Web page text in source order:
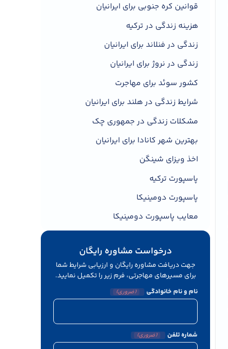
قوانین کره جنوبی برای ایرانیان
هزینه زندگی در ترکیه
زندگی در فنلاند برای ایرانیان
زندگی در نروژ برای ایرانیان
کشور سوئد برای مهاجرت
شرایط زندگی در هلند برای ایرانیان
مشکلات زندگی در جمهوری چک
بهترین شهر کانادا برای ایرانیان
اخذ ویزای شینگن
پاسپورت ترکیه
پاسپورت دومینیکا
معایب پاسپورت دومینیکا
درخواست مشاوره رایگان
جهت دریافت مشاوره رایگان و ارزیابی شرایط شما
برای مسیرهای مهاجرتی، فرم زیر را تکمیل نمایید.
نام و نام خانوادگی (ضروری)
شماره تلفن (ضروری)